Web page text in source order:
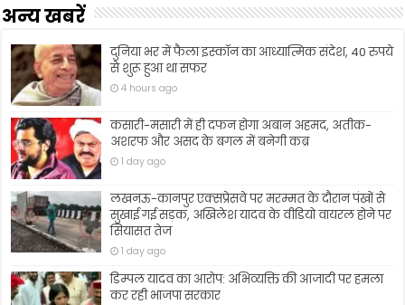
अन्य खबरें
दुनिया भर में फैला इस्कॉन का आध्यात्मिक संदेश, 40 रुपये
से शुरू हुआ था सफर
4 hours ago
कसारी-मसारी में ही दफन होगा अबान अहमद, अतीक-
अशरफ और असद के बगल में बनेगी कब्र
1 day ago
लखनऊ-कानपुर एक्सप्रेसवे पर मरम्मत के दौरान पंखों से
सुखाई गई सड़क, अखिलेश यादव के वीडियो वायरल होने पर
सियासत तेज
1 day ago
डिम्पल यादव का आरोप: अभिव्यक्ति की आजादी पर हमला
कर रही भाजपा सरकार